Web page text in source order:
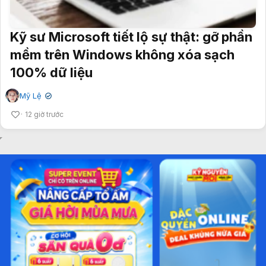
Kỹ sư Microsoft tiết lộ sự thật: gỡ phần
mềm trên Windows không xóa sạch
100% dữ liệu
Mỹ Lệ ✔
12 giờ trước